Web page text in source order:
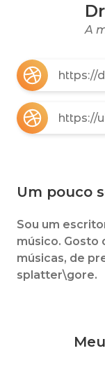
A
Um pouco
Sou um
músico. Gosto
músicas, de
splatter\gore.